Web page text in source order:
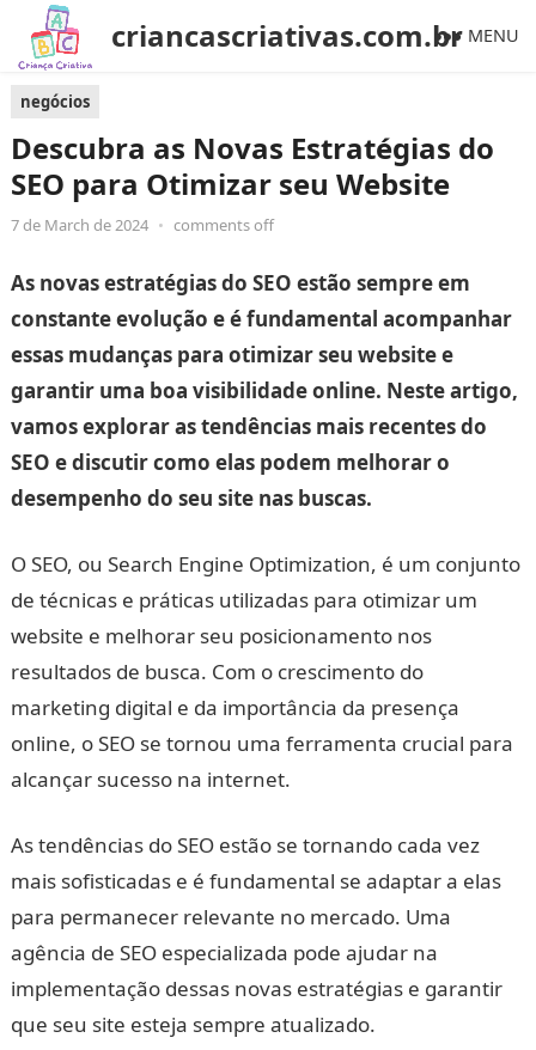
criancascriativas.com.br MENU
negócios
Descubra as Novas Estratégias do
SEO para Otimizar seu Website
7 de March de 2024 • comments off
As novas estratégias do SEO estão sempre em
constante evolução e é fundamental acompanhar
essas mudanças para otimizar seu website e
garantir uma boa visibilidade online. Neste artigo,
vamos explorar as tendências mais recentes do
SEO e discutir como elas podem melhorar o
desempenho do seu site nas buscas.
O SEO, ou Search Engine Optimization, é um conjunto
de técnicas e práticas utilizadas para otimizar um
website e melhorar seu posicionamento nos
resultados de busca. Com o crescimento do
marketing digital e da importância da presença
online, o SEO se tornou uma ferramenta crucial para
alcançar sucesso na internet.
As tendências do SEO estão se tornando cada vez
mais sofisticadas e é fundamental se adaptar a elas
para permanecer relevante no mercado. Uma
agência de SEO especializada pode ajudar na
implementação dessas novas estratégias e garantir
que seu site esteja sempre atualizado.